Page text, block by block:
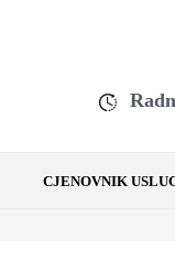
CJENOVNIK